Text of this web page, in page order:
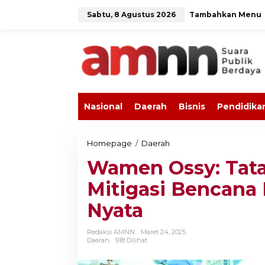
Sabtu, 8 Agustus 2026 Tambahkan Menu
Nasional Daerah Bisnis
Homepage / Daerah
m
e
O
y
a
Wamen Ossy:
Mitigasi Bencana
Nyata
Redaksi AMNN
Maret 24, 2025
Daerah
918 Dilihat